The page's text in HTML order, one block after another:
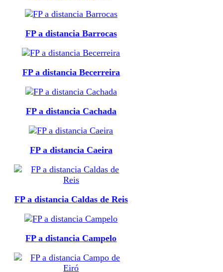
FP a distancia Barrocas
FP a distancia Becerreira
FP a distancia Cachada
FP a distancia Caeira
FP a distancia Caldas de Reis
FP a distancia Campelo